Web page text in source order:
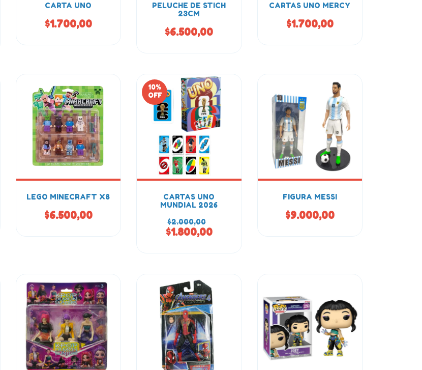
CARTA UNO
$1.700,00
PELUCHE DE STICH
23CM
$6.500,00
CARTAS UNO MERCY
$1.700,00
LEGO MINECRAFT X8
$6.500,00
10%
OFF
CARTAS UNO
MUNDIAL 2026
$2.000,00
$1.800,00
FIGURA MESSI
$9.000,00